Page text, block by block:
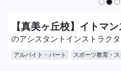
【真美ヶ丘校】イトマ
のアシスタントインストラク
アルバイト・パート スポーツ教育・